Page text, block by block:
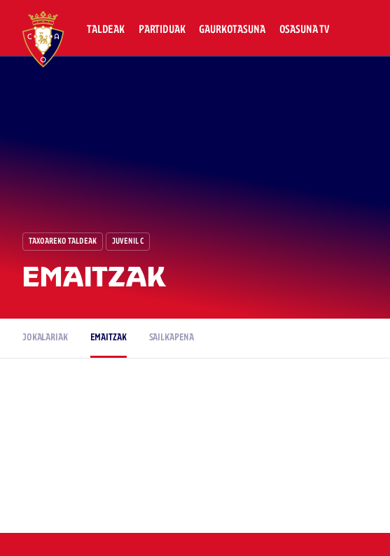
TALDEAK PARTIDUAK GAURKOTASUNA OSASUNA TV
TAXOAREKO TALDEAK JUVENIL C
EMAITZAK
JOKALARIAK EMAITZAK SAILKAPENA